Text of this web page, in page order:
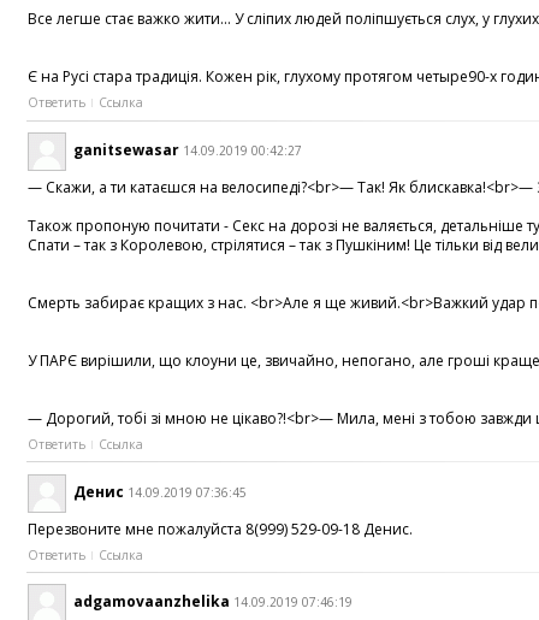
Все легше стає важко жити... У сліпих людей поліпшується слух, у
Є на Русі стара традиція. Кожен рік, глухому протягом четыре90-х
Ответить Ссылка
ganitsewasar 14.09.2019 00:42:27
— Скажи, а ти катаєшся на велосипеді?<br>— Так! Як блискавка!<br>—
Також пропоную почитати - Секс на дорозі не валяється, детальніше
Спати – так з Королевою, стрілятися – так з Пушкіним! Це тільки від
Смерть забирає кращих з нас. <br>Але я ще живий.<br>Важкий удар
У ПАРЄ вирішили, що клоуни це, звичайно, непогано, але гроші
— Дорогий, тобі зі мною не цікаво?!<br>— Мила, мені з тобою завжди
Ответить Ссылка
Денис 14.09.2019 07:36:45
Перезвоните мне пожалуйста 8(999) 529-09-18 Денис.
Ответить Ссылка
adgamovaanzhelika 14.09.2019 07:46:19